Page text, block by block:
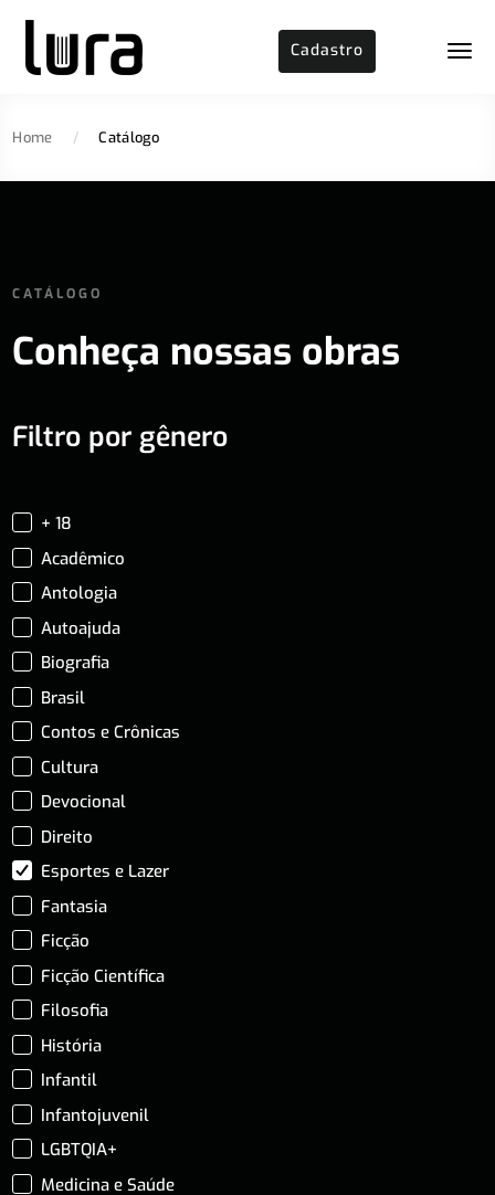
Cadastro
Home / Catálogo
CATÁLOGO
Conheça nossas obras
Filtro por gênero
+ 18
Acadêmico
Antologia
Autoajuda
Biografia
Brasil
Contos e Crônicas
Cultura
Devocional
Direito
Esportes e Lazer
Fantasia
Ficção
Ficção Científica
Filosofia
História
Infantil
Infantojuvenil
LGBTQIA+
Medicina e Saúde